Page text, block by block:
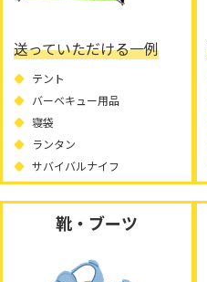
送っていただける一例
テント
バーベキュー用品
寝袋
ランタン
サバイバルナイフ
靴・ブーツ